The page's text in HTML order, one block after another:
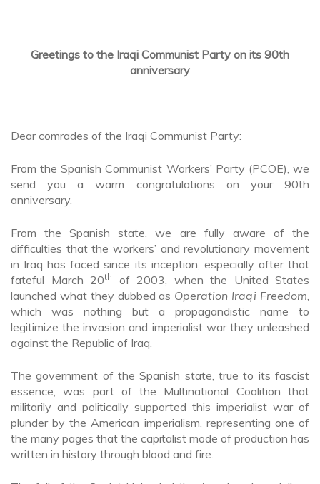
Greetings to the Iraqi Communist Party on its 90th
anniversary
Dear comrades of the Iraqi Communist Party:
From the Spanish Communist Workers’ Party (PCOE), we
send you a warm congratulations on your 90th
anniversary.
From the Spanish state, we are fully aware of the
difficulties that the workers’ and revolutionary movement
in Iraq has faced since its inception, especially after that
fateful March 20th
of 2003, when the United States
launched what they dubbed as Operation Iraqi Freedom,
which was nothing but a propagandistic name to
legitimize the invasion and imperialist war they unleashed
against the Republic of Iraq.
The government of the Spanish state, true to its fascist
essence, was part of the Multinational Coalition that
militarily and politically supported this imperialist war of
plunder by the American imperialism, representing one of
the many pages that the capitalist mode of production has
written in history through blood and fire.